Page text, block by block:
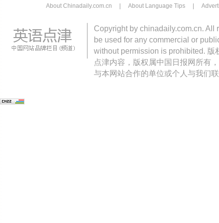
About Chinadaily.com.cn About Language Tips
Copyright by chinadaily.com.cn. All
be used for any commercial or
without permission is prohibited.
点津内容，版权属中国日报网所有
与本网站合作的单位或个人与我们